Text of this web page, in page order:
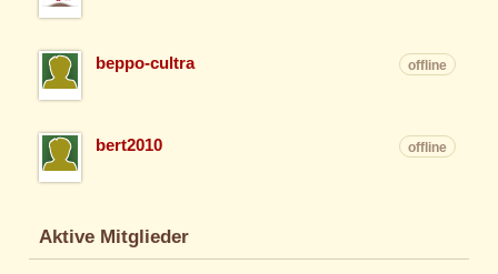
beppo-cultra offline
bert2010 offline
Aktive Mitglieder